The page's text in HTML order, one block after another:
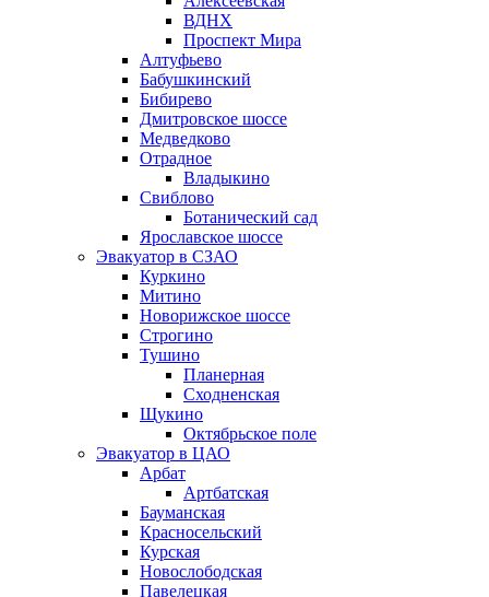
ВДНХ
Проспект Мира
Алтуфьево
Бабушкинский
Бибирево
Дмитровское шоссе
Медведково
Отрадное
Владыкино
Свиблово
Ботанический сад
Ярославское шоссе
Эвакуатор в СЗАО
Куркино
Митино
Новорижское шоссе
Строгино
Тушино
Планерная
Сходненская
Щукино
Октябрьское поле
Эвакуатор в ЦАО
Арбат
Артбатская
Бауманская
Красносельский
Курская
Новослободская
Павелецкая